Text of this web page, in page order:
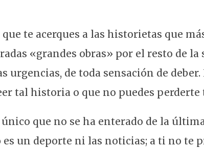
te acerques a las historietas que
«grandes obras» por el resto de la
urgencias, de toda sensación de deber.
tal historia o que no puedes perderte
que no se ha enterado de la
un deporte ni las noticias; a ti no te